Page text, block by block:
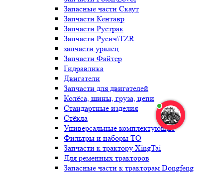
Запасные части Скаут
Запчасти Кентавр
Запчасти Рустрак
Запчасти Русич\TZR
запчасти уралец
Запчасти Файтер
Гидравлика
Двигатели
Запчасти для двигателей
Колёса, шины, груза, цепи
Стандартные изделия
Стёкла
Универсальные комплектующие
Фильтры и наборы ТО
Запчасти к трактору XingTai
Для ременных тракторов
Запасные части к тракторам Dongfeng